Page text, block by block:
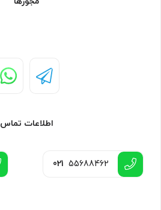
اطلاعات تماس
021 55688462